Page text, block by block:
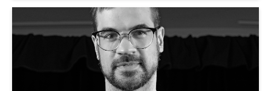
à
Louis-